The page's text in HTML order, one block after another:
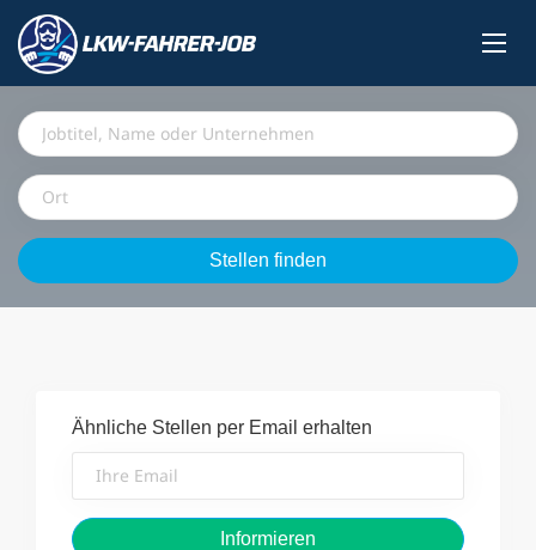
Jobtitel,
Name
Unternehmen
Ort
Stellen
finden
Stellen finden
Ähnliche Stellen per Email erhalten